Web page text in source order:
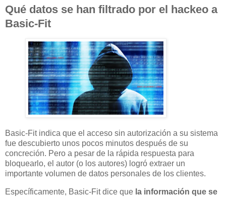
Qué datos se han filtrado por el hackeo a
Basic-Fit
Basic-Fit indica que el acceso sin autorización a su sistema
fue descubierto unos pocos minutos después de su
concreción. Pero a pesar de la rápida respuesta para
bloquearlo, el autor (o los autores) logró extraer un
importante volumen de datos personales de los clientes.
Específicamente, Basic-Fit dice que la información que se